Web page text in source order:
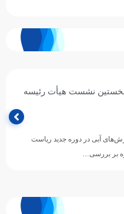
نشست هیأت رئیسه
آبی در دوره جدید ریاست
بر بررسی…